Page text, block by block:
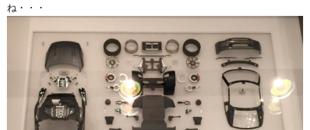
ね・・・